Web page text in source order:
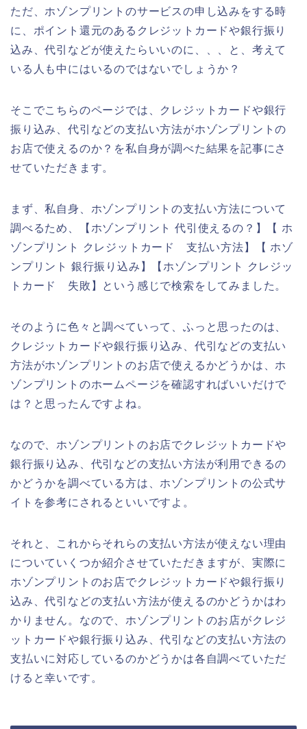
ただ、ホゾンプリントのサービスの申し込みをする時
に、ポイント還元のあるクレジットカードや銀行振り
込み、代引などが使えたらいいのに、、、と、考えて
いる人も中にはいるのではないでしょうか？
そこでこちらのページでは、クレジットカードや銀行
振り込み、代引などの支払い方法がホゾンプリントの
お店で使えるのか？を私自身が調べた結果を記事にさ
せていただきます。
まず、私自身、ホゾンプリントの支払い方法について
調べるため、【ホゾンプリント 代引使えるの？】【 ホ
ゾンプリント クレジットカード 支払い方法】【 ホゾ
ンプリント 銀行振り込み】【ホゾンプリント クレジッ
トカード 失敗】という感じで検索をしてみました。
そのように色々と調べていって、ふっと思ったのは、
クレジットカードや銀行振り込み、代引などの支払い
方法がホゾンプリントのお店で使えるかどうかは、ホ
ゾンプリントのホームページを確認すればいいだけで
は？と思ったんですよね。
なので、ホゾンプリントのお店でクレジットカードや
銀行振り込み、代引などの支払い方法が利用できるの
かどうかを調べている方は、ホゾンプリントの公式サ
イトを参考にされるといいですよ。
それと、これからそれらの支払い方法が使えない理由
についていくつか紹介させていただきますが、実際に
ホゾンプリントのお店でクレジットカードや銀行振り
込み、代引などの支払い方法が使えるのかどうかはわ
かりません。なので、ホゾンプリントのお店がクレジ
ットカードや銀行振り込み、代引などの支払い方法の
支払いに対応しているのかどうかは各自調べていただ
けると幸いです。